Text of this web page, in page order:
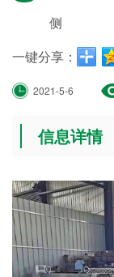
侧
一键分享：
2021-5-6
信息详情